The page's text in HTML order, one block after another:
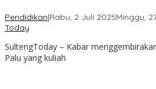
Pendidikan|Rabu, 2 Juli 2025Minggu,
Today
SultengToday – Kabar
Palu yang kuliah